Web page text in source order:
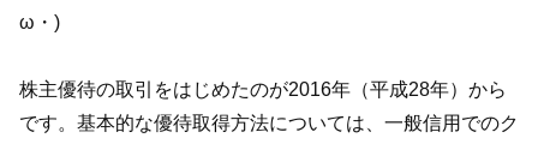
ω・)
株主優待の取引をはじめたのが2016年（平成28年）から
です。基本的な優待取得方法については、一般信用でのク